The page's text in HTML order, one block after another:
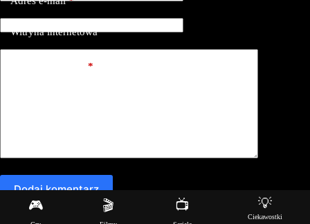
Witryna internetowa
*
Dodaj komentarz
🎮 🎬 📺 💡
Ciekawostki